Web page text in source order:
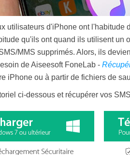
utilisateurs d'iPhone ont l'habitude
qu'ils ont quand ils utilisent un
MMS supprimés. Alors, ils
de Aiseesoft FoneLab -
iPhone ou à partir de fichiers de
ci-dessous et récupérer vos